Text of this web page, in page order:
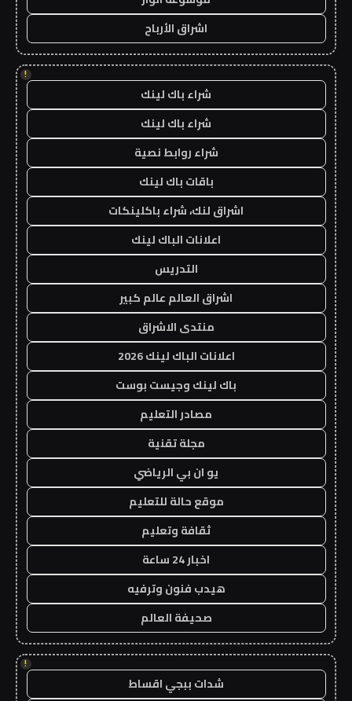
اشراق الأرباح
!
شراء باك لينك
شراء باك لينك
شراء روابط نصية
باقات باك لينك
اشراق لنك، شراء باكلينكات
اعلانات الباك لينك
التدريس
اشراق العالم عالم كبير
منتدى الاشراق
اعلانات الباك لينك 2026
باك لينك وجيست بوست
مصادر التعليم
مجلة تقنية
يو ان بي الرياضي
موقع حالة للتعليم
ثقافة وتعليم
اخبار 24 ساعة
هيدب فنون وترفيه
صحيفة العالم
!
شدات ببجي اقساط